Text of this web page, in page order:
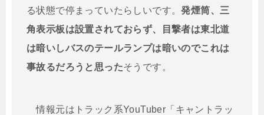
る状態で停まっていたらしいです。発煙筒、三
角表示板は設置されておらず、目撃者は東北道
は暗いしバスのテールランプは暗いのでこれは
事故るだろうと思ったそうです。
情報元はトラック系YouTuber「キャントラッ